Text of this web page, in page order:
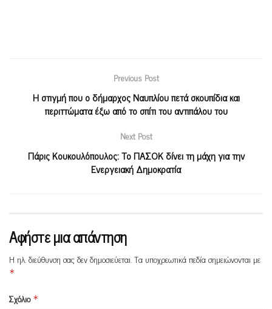
Previous Post
Η στιγμή που ο δήμαρχος Ναυπλίου πετά σκουπίδια και
περιττώματα έξω από το σπίτι του αντιπάλου του
Next Post
Πάρις Κουκουλόπουλος: Το ΠΑΣΟΚ δίνει τη μάχη για την
Ενεργειακή Δημοκρατία
Αφήστε μια απάντηση
Η ηλ. διεύθυνση σας δεν δημοσιεύεται.Τα υποχρεωτικά πεδία σημειώνονται με
*
Σχόλιο *